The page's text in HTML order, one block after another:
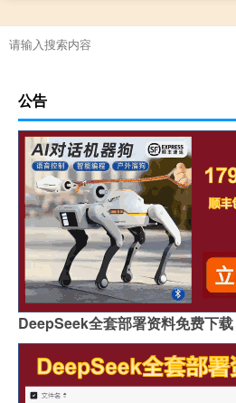
公告
DeepSeek全套部署资料免费下载